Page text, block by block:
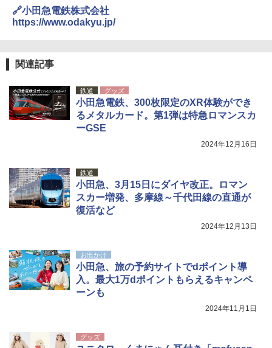
￥5,999
￥9,990
[キャンパーズコレクション 山善] 傘みたいに
広げるだけ パッとサッとテント キューブワ
ッシュ 4人用 簡単設置 ポップアップテント P
ATCW-150B エクルベージュ
￥-
￥-
￥6,459
ポインターライト 強力 小型 緑色/赤色/青紫色
USB充電式 高精度 超長距離照射 長時間使用
ンパクト多機能設計 持ち運び便利 アウトド
ア/オフィス/教育現場/展示会用 緑
￥1,180
🔗小田急電鉄株式会社
https://www.odakyu.jp/
関連記事
鉄道 グッズ
小田急電鉄、300枚限定のXR体験ができ
るメタルカード。第1弾は特急ロマンスカ
ーGSE
2024年12月16日
鉄道
小田急、3月15日にダイヤ改正。ロマン
スカー増発、多摩線～千代田線の直通が
復活など
2024年12月13日
お出かけ
小田急、旅の予約サイトでdポイント導
入。最大1万dポイントもらえるキャンペ
ーンも
2024年11月1日
グッズ